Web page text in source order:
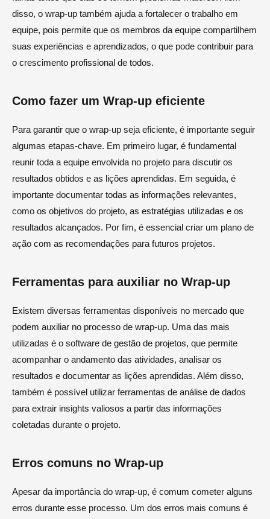
disso, o wrap-up também ajuda a fortalecer o trabalho em
equipe, pois permite que os membros da equipe compartilhem
suas experiências e aprendizados, o que pode contribuir para
o crescimento profissional de todos.
Como fazer um Wrap-up eficiente
Para garantir que o wrap-up seja eficiente, é importante seguir
algumas etapas-chave. Em primeiro lugar, é fundamental
reunir toda a equipe envolvida no projeto para discutir os
resultados obtidos e as lições aprendidas. Em seguida, é
importante documentar todas as informações relevantes,
como os objetivos do projeto, as estratégias utilizadas e os
resultados alcançados. Por fim, é essencial criar um plano de
ação com as recomendações para futuros projetos.
Ferramentas para auxiliar no Wrap-up
Existem diversas ferramentas disponíveis no mercado que
podem auxiliar no processo de wrap-up. Uma das mais
utilizadas é o software de gestão de projetos, que permite
acompanhar o andamento das atividades, analisar os
resultados e documentar as lições aprendidas. Além disso,
também é possível utilizar ferramentas de análise de dados
para extrair insights valiosos a partir das informações
coletadas durante o projeto.
Erros comuns no Wrap-up
Apesar da importância do wrap-up, é comum cometer alguns
erros durante esse processo. Um dos erros mais comuns é